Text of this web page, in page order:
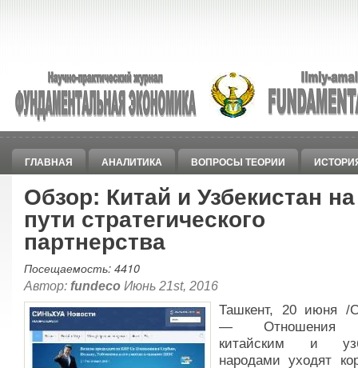
ГЛАВНАЯ АНАЛИТИКА ВОПРОСЫ ТЕОРИИ
Обзор: Китай и Узбекистан на
пути стратегического
партнерства
Посещаемость: 4410
Автор: fundeco Июнь 21st, 2016
Ташкент, 20 июня /
— Отношения
китайским и
народами уходят